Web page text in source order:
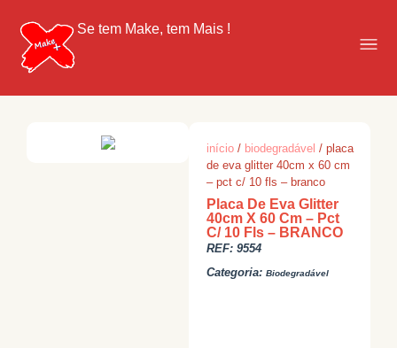
Se tem Make, tem Mais !
início / biodegradável / placa
de eva glitter 40cm x 60 cm
– pct c/ 10 fls – branco
Placa De Eva Glitter
40cm X 60 Cm – Pct
C/ 10 Fls – BRANCO
REF:9554
Categoria: Biodegradável